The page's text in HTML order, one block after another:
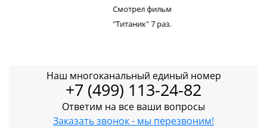
Смотрел фильм
"Титаник" 7 раз.
Наш многоканальный единый номер
+7 (499) 113-24-82
Ответим на все ваши вопросы
Заказать звонок - мы перезвоним!